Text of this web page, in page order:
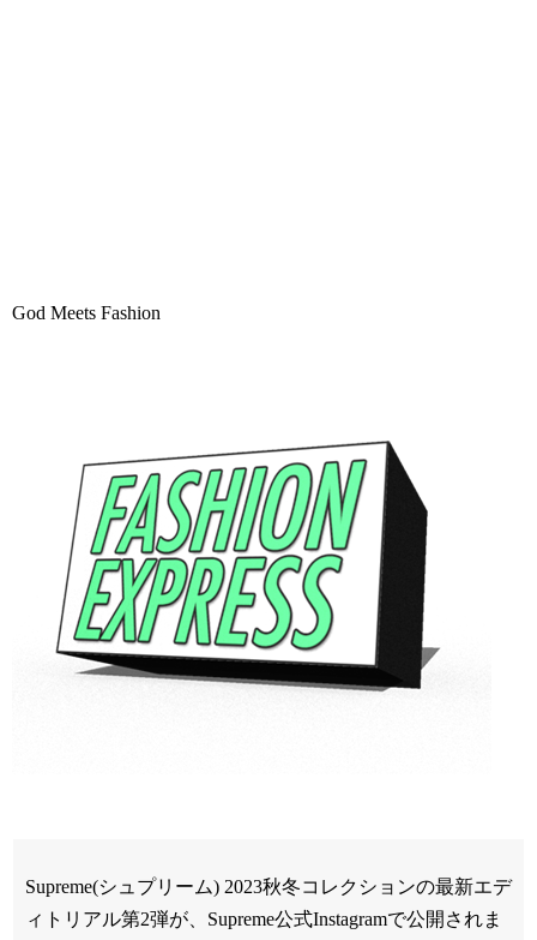
God Meets Fashion
Supreme(シュプリーム) 2023秋冬コレクションの最新エデ
ィトリアル第2弾が、Supreme公式Instagramで公開されま